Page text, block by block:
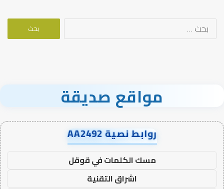
البحث
مواقع صديقة
روابط نصية AA2492
مسك الكلمات في قوقل
اشراق التقنية